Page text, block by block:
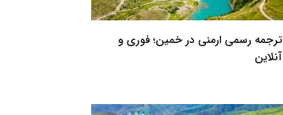
ترجمه رسمی ارمنی در خمین؛ فوری و
آنلاین